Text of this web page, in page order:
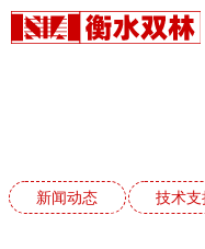
新闻动态 技术支